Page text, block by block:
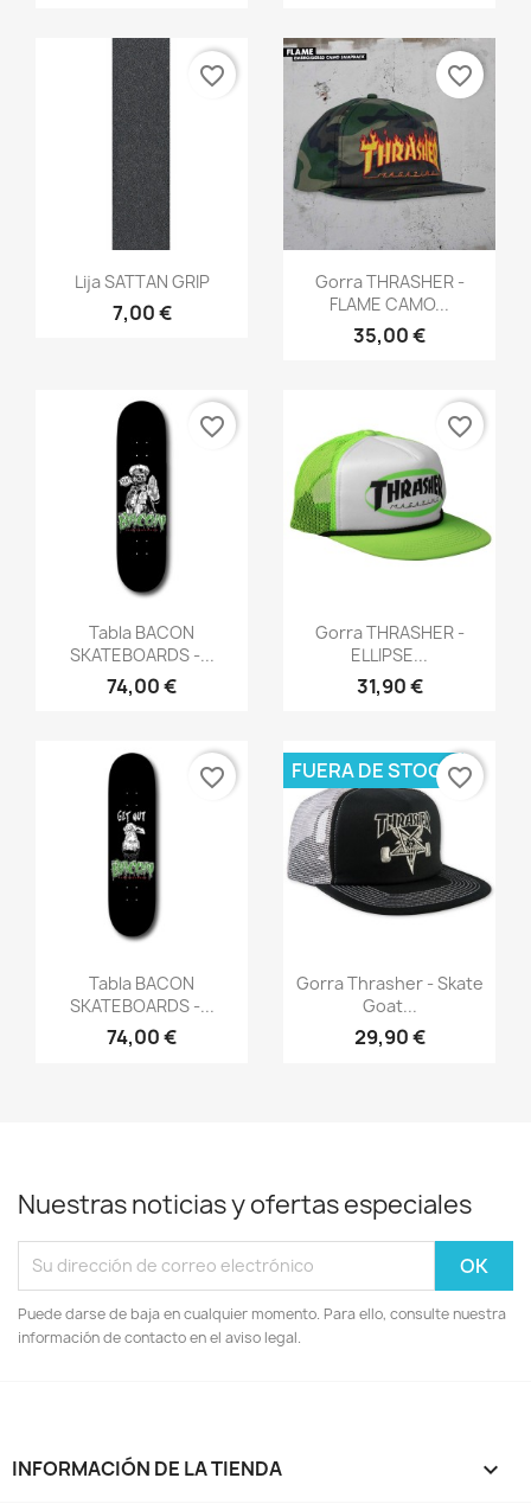
 Vista rápida
Lija SATTAN GRIP
7,00 €
favorite_border
Vista rápida
Gorra THRASHER -
FLAME CAMO...
35,00 €
favorite_border
Vista rápida
Tabla BACON
SKATEBOARDS -...
74,00 €
favorite_border
Vista rápida
Gorra THRASHER -
ELLIPSE...
31,90 €
favorite_border
Vista rápida
Tabla BACON
SKATEBOARDS -...
74,00 €
favorite_border
Vista rápida
Gorra Thrasher - Skate
Goat...
29,90 €
FUERA DE STOCKfavorite_border
Nuestras noticias y ofertas especiales
Puede darse de baja en cualquier momento. Para ello, consulte nuestra
información de contacto en el aviso legal.
INFORMACIÓN DE LA TIENDA keyboard_arrow_down